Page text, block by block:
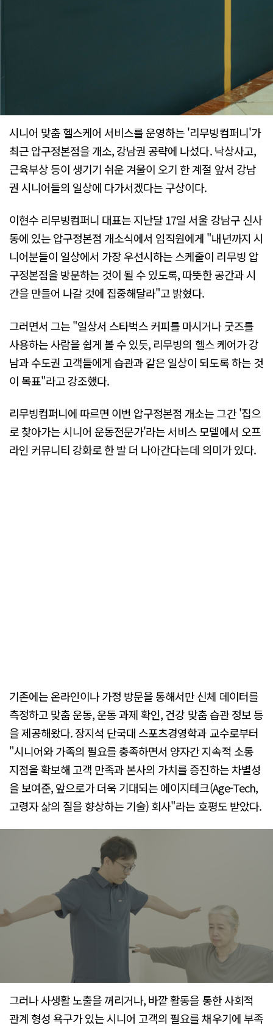
시니어 맞춤 헬스케어 서비스를 운영하는 '리무빙컴퍼니'가
최근 압구정본점을 개소, 강남권 공략에 나섰다. 낙상사고,
근육부상 등이 생기기 쉬운 겨울이 오기 한 계절 앞서 강남
권 시니어들의 일상에 다가서겠다는 구상이다.
이현수 리무빙컴퍼니 대표는 지난달 17일 서울 강남구 신사
동에 있는 압구정본점 개소식에서 임직원에게 "내년까지 시
니어분들이 일상에서 가장 우선시하는 스케줄이 리무빙 압
구정본점을 방문하는 것이 될 수 있도록, 따뜻한 공간과 시
간을 만들어 나갈 것에 집중해달라"고 밝혔다.
그러면서 그는 "일상서 스타벅스 커피를 마시거나 굿즈를
사용하는 사람을 쉽게 볼 수 있듯, 리무빙의 헬스 케어가 강
남과 수도권 고객들에게 습관과 같은 일상이 되도록 하는 것
이 목표"라고 강조했다.
리무빙컴퍼니에 따르면 이번 압구정본점 개소는 그간 '집으
로 찾아가는 시니어 운동전문가'라는 서비스 모델에서 오프
라인 커뮤니티 강화로 한 발 더 나아간다는데 의미가 있다.
기존에는 온라인이나 가정 방문을 통해서만 신체 데이터를
측정하고 맞춤 운동, 운동 과제 확인, 건강 맞춤 습관 정보 등
을 제공해왔다. 장지석 단국대 스포츠경영학과 교수로부터
"시니어와 가족의 필요를 충족하면서 양자간 지속적 소통
지점을 확보해 고객 만족과 본사의 가치를 증진하는 차별성
을 보여준, 앞으로가 더욱 기대되는 에이지테크(Age-Tech,
고령자 삶의 질을 향상하는 기술) 회사"라는 호평도 받았다.
그러나 사생활 노출을 꺼리거나, 바깥 활동을 통한 사회적
관계 형성 욕구가 있는 시니어 고객의 필요를 채우기에 부족